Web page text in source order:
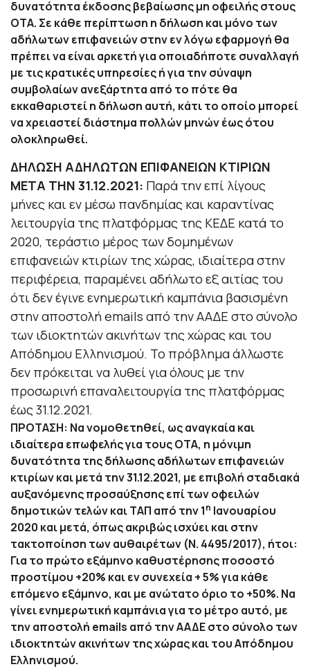
δυνατότητα έκδοσης βεβαίωσης μη οφειλής στους
ΟΤΑ. Σε κάθε περίπτωση η δήλωση και μόνο των
αδήλωτων επιφανειών στην εν λόγω εφαρμογή θα
πρέπει να είναι αρκετή για οποιαδήποτε συναλλαγή
με τις κρατικές υπηρεσίες ή για την σύναψη
συμβολαίων ανεξάρτητα από το πότε θα
εκκαθαριστεί η δήλωση αυτή, κάτι το οποίο μπορεί
να χρειαστεί διάστημα πολλών μηνών έως ότου
ολοκληρωθεί.
ΔΗΛΩΣΗ ΑΔΗΛΩΤΩΝ ΕΠΙΦΑΝΕΙΩΝ ΚΤΙΡΙΩΝ
ΜΕΤΑ ΤΗΝ 31.12.2021: Παρά την επί λίγους
μήνες και εν μέσω πανδημίας και καραντίνας
λειτουργία της πλατφόρμας της ΚΕΔΕ κατά το
2020, τεράστιο μέρος των δομημένων
επιφανειών κτιρίων της χώρας, ιδιαίτερα στην
περιφέρεια, παραμένει αδήλωτο εξ αιτίας του
ότι δεν έγινε ενημερωτική καμπάνια βασισμένη
στην αποστολή emails από την ΑΑΔΕ στο σύνολο
των ιδιοκτητών ακινήτων της χώρας και του
Απόδημου Ελληνισμού. Το πρόβλημα άλλωστε
δεν πρόκειται να λυθεί για όλους με την
προσωρινή επαναλειτουργία της πλατφόρμας
έως 31.12.2021.
ΠΡΟΤΑΣΗ: Να νομοθετηθεί, ως αναγκαία και
ιδιαίτερα επωφελής για τους ΟΤΑ, η μόνιμη
δυνατότητα της δήλωσης αδήλωτων επιφανειών
κτιρίων και μετά την 31.12.2021, με επιβολή σταδιακά
αυξανόμενης προσαύξησης επί των οφειλών
δημοτικών τελών και ΤΑΠ από την 1η Ιανουαρίου
2020 και μετά, όπως ακριβώς ισχύει και στην
τακτοποίηση των αυθαιρέτων (Ν. 4495/2017), ήτοι:
Για το πρώτο εξάμηνο καθυστέρησης ποσοστό
προστίμου +20% και εν συνεχεία + 5% για κάθε
επόμενο εξάμηνο, και με ανώτατο όριο το +50%. Να
γίνει ενημερωτική καμπάνια για το μέτρο αυτό, με
την αποστολή emails από την ΑΑΔΕ στο σύνολο των
ιδιοκτητών ακινήτων της χώρας και του Απόδημου
Ελληνισμού.